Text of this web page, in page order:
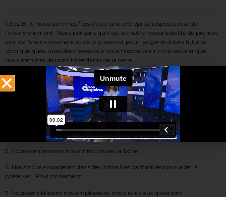
Chez BFS, nous sommes fiers d’être une entreprise respectueuse de
l’environnement. Nous pensons qu’il est de notre responsabilité de prendre
soin de l’environnement et de le préserver pour les générations futures.
Voici quelques-unes des choses que nous faisons pour nous assurer que
nous sommes de bons intendants de la terre.
1. Nous utilisons des matériaux durables
2. Nous concevons nos produits pour qu’ils soient durables
3. Nous utilisons des matériaux recyclés dans la mesure du possible
4. Nous travaillons avec des fournisseurs qui partagent notre engagement
en matière de responsabilité environnementale
5. Nous compensons nos émissions de carbone
6. Nous nous engageons dans des initiatives caritatives pour aider à
préserver l’environnement
7. Nous sensibilisons nos employés et nos clients aux questions